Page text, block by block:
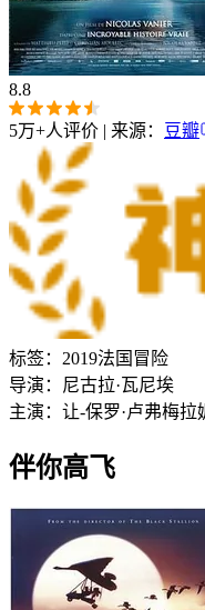
8.8
5万+人评价 | 来源： 豆瓣
标签： 2019法国 冒险
导演：
尼古拉·瓦尼埃
主演： 让-保罗·卢弗梅拉
伴你高飞